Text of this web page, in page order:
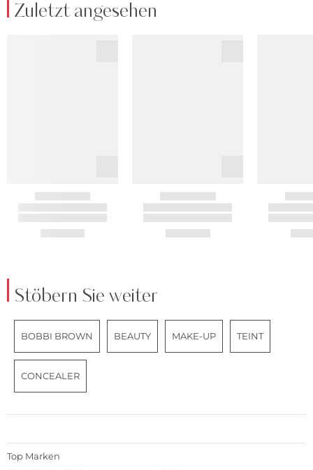
Zuletzt angesehen
Stöbern Sie weiter
BOBBI BROWN BEAUTY MAKE-UP TEINT
CONCEALER
Top Marken